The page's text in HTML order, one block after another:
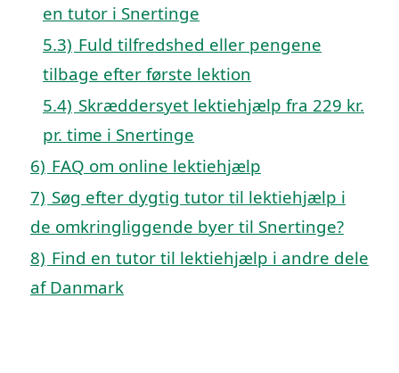
en tutor i Snertinge
5.3) Fuld tilfredshed eller pengene
tilbage efter første lektion
5.4) Skræddersyet lektiehjælp fra 229 kr.
pr. time i Snertinge
6) FAQ om online lektiehjælp
7) Søg efter dygtig tutor til lektiehjælp i
de omkringliggende byer til Snertinge?
8) Find en tutor til lektiehjælp i andre dele
af Danmark